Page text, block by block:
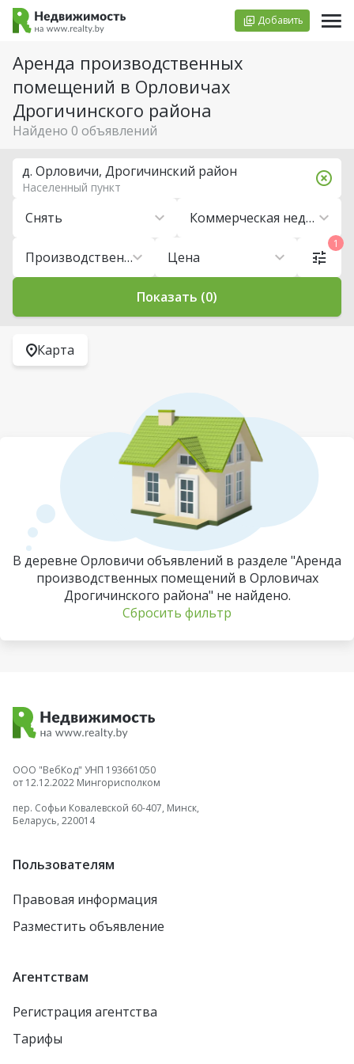
Добавить
Аренда производственных
помещений в Орловичах
Дрогичинского района
Найдено 0 объявлений
Снять Коммерческая недвижимость
Производственные помещения Цена
д. Орловичи, Дрогичинский район
Населенный пункт
1
Показать (0)
Карта
В деревне Орловичи объявлений в разделе "Аренда
производственных помещений в Орловичах
Дрогичинского района" не найдено.
Сбросить фильтр
ООО "ВебКод" УНП 193661050
от 12.12.2022 Мингорисполком
пер. Софьи Ковалевской 60-407, Минск,
Беларусь, 220014
Пользователям
Правовая информация
Разместить объявление
Агентствам
Регистрация агентства
Тарифы